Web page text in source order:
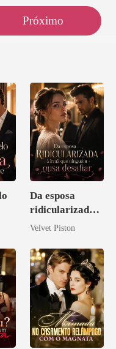
Próximo
Da esposa
ridicularizada à
irmã que
desafiar
Velvet Piston